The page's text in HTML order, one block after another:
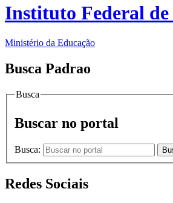
Instituto Federal de
Ministério da Educação
Busca Padrao
Busca
Buscar no portal
Busca:
Redes Sociais